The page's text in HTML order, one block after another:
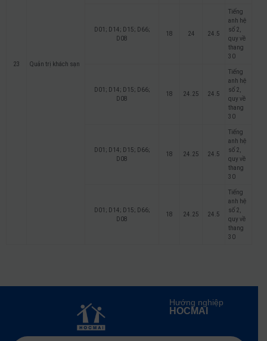
23 Quản trị khách sạn
D01; D14; D15; D66;
D08
18 24 24.5
Tiếng
anh hệ
số 2,
quy về
thang
30
D01; D14; D15; D66;
D08
18 24.25 24.5
Tiếng
anh hệ
số 2,
quy về
thang
30
D01; D14; D15; D66;
D08
18 24.25 24.5
Tiếng
anh hệ
số 2,
quy về
thang
30
D01; D14; D15; D66;
D08
18 24.25 24.5
Tiếng
anh hệ
số 2,
quy về
thang
30
Hướng nghiệp
HOCMAI